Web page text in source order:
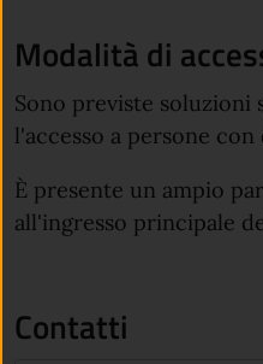
Modalità di
Sono previste
l'accesso a persone con
È presente un ampio
all'ingresso principale
Contatti